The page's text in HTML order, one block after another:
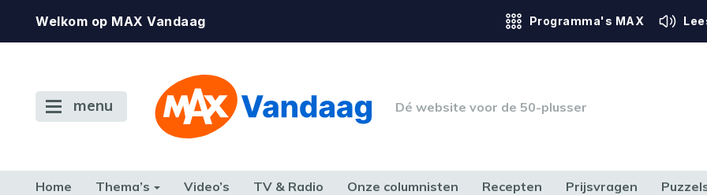
Welkom op MAX Vandaag Programma's MAX
menu Dé website voor de 50-plusser
Home Thema’s Video’s TV & Radio Onze columnisten Recepten Prijsvragen